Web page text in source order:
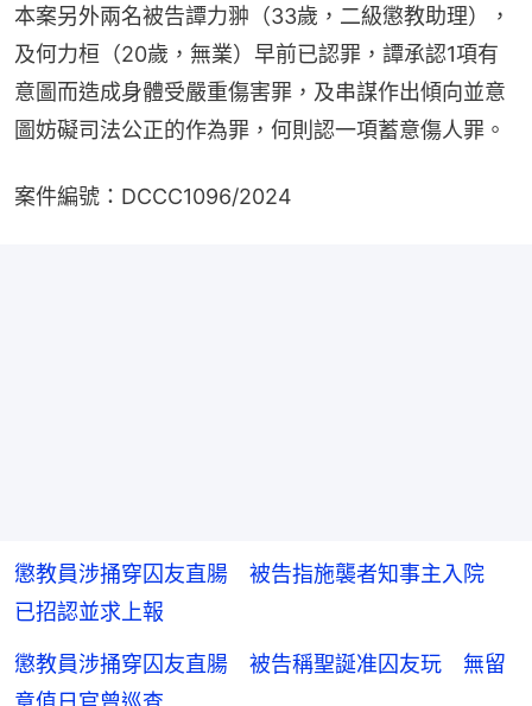
本案另外兩名被告譚力翀（33歲，二級懲教助理），
及何力桓（20歲，無業）早前已認罪，譚承認1項有
意圖而造成身體受嚴重傷害罪，及串謀作出傾向並意
圖妨礙司法公正的作為罪，何則認一項蓄意傷人罪。
案件編號：DCCC1096/2024
懲教員涉捅穿囚友直腸 被告指施襲者知事主入院
已招認並求上報
懲教員涉捅穿囚友直腸 被告稱聖誕准囚友玩 無留